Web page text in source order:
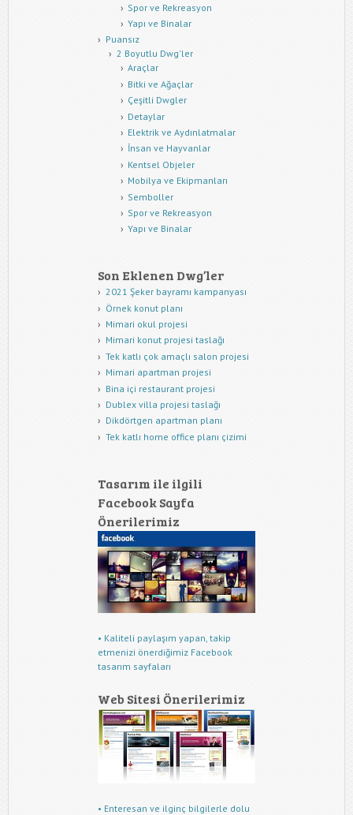
Spor ve Rekreasyon
Yapı ve Binalar
Puansız
2 Boyutlu Dwg'ler
Araçlar
Bitki ve Ağaçlar
Çeşitli Dwgler
Detaylar
Elektrik ve Aydınlatmalar
İnsan ve Hayvanlar
Kentsel Objeler
Mobilya ve Ekipmanları
Semboller
Spor ve Rekreasyon
Yapı ve Binalar
Son Eklenen Dwg’ler
2021 Şeker bayramı kampanyası
Örnek konut planı
Mimari okul projesi
Mimari konut projesi taslağı
Tek katlı çok amaçlı salon projesi
Mimari apartman projesi
Bina içi restaurant projesi
Dublex villa projesi taslağı
Dikdörtgen apartman planı
Tek katlı home office planı çizimi
Tasarım ile ilgili
Facebook Sayfa
Önerilerimiz
• Kaliteli paylaşım yapan, takip
etmenizi önerdiğimiz Facebook
tasarım sayfaları
Web Sitesi Önerilerimiz
• Enteresan ve ilginç bilgilerle dolu